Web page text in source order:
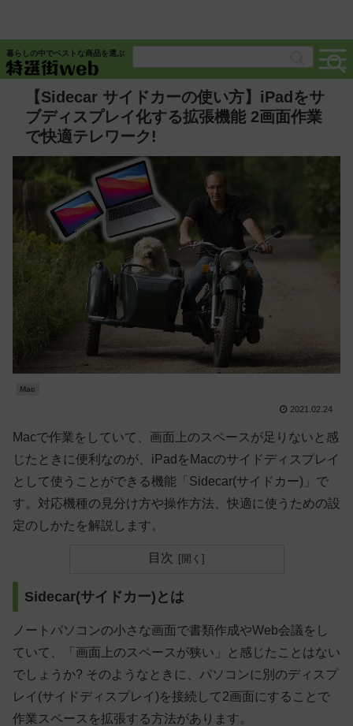
暮らしの中でベストな商品を選ぶ
【Sidecar サイドカーの使い方】iPadをサ
ブディスプレイ化する拡張機能 2画面作業
で快適テレワーク!
Mac
2021.02.24
Macで作業をしていて、画面上のスペースが足りないと感
じたときに便利なのが、iPadをMacのサイドディスプレイ
として使うことができる機能「Sidecar(サイドカー)」で
す。対応機種の見分け方や操作方法、快適に使うための設
定のしかたを解説します。
目次
Sidecar(サイドカー)とは
ノートパソコンの小さな画面で書類作成やWeb会議をし
ていて、「画面上のスペースが狭い」と感じたことはない
でしょうか? そのようなときに、パソコンに別のディスプ
レイ(サイドディスプレイ)を接続して2画面にすることで
作業スペースを拡張する方法があります。